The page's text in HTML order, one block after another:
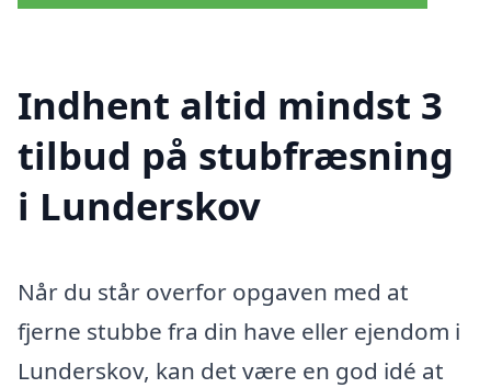
Indhent altid mindst 3
tilbud på stubfræsning
i Lunderskov
Når du står overfor opgaven med at
fjerne stubbe fra din have eller ejendom i
Lunderskov, kan det være en god idé at